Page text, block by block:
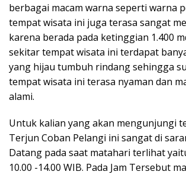
berbagai macam warna seperti warna
tempat wisata ini juga terasa sangat
karena berada pada ketinggian 1.400
sekitar tempat wisata ini terdapat
yang hijau tumbuh rindang sehingga
tempat wisata ini terasa nyaman dan
alami.
Untuk kalian yang akan mengunjungi
Terjun Coban Pelangi ini sangat di
Datang pada saat matahari terlihat
10.00 -14.00 WIB. Pada Jam Tersebut